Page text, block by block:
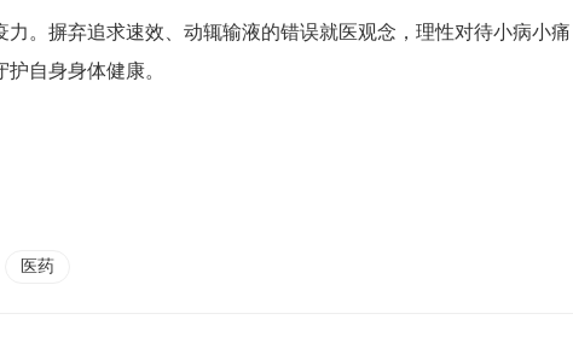
。摒弃追求速效、动辄输液的错误就医观念，理性对待小病小痛
自身身体健康。
医药